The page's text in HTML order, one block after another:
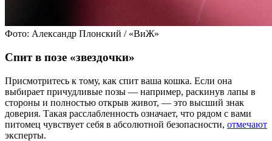
Фото: Александр Плонский / «ВиЖ»
Спит в позе «звездочки»
Присмотритесь к тому, как спит ваша кошка. Если она
выбирает причудливые позы — например, раскинув лапы в
стороны и полностью открыв живот, — это высший знак
доверия. Такая расслабленность означает, что рядом с вами
питомец чувствует себя в абсолютной безопасности, отмечают
эксперты.